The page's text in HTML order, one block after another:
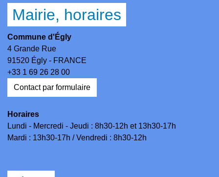
Mairie, horaires
Commune d'Égly
4 Grande Rue
91520 Égly - FRANCE
+33 1 69 26 28 00
Contact par formulaire
Horaires
Lundi - Mercredi - Jeudi : 8h30-12h et 13h30-17h
Mardi : 13h30-17h / Vendredi : 8h30-12h